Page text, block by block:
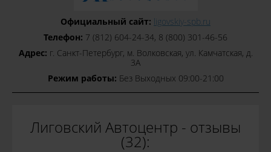
Официальный сайт: ligovskiy-spb.ru
Телефон: 7 (812) 604-24-34, 8 (800) 301-46-56
Адрес: г. Санкт-Петербург, м. Волковская, ул. Камчатская, д.
3А
Режим работы: Без Выходных 09:00-21:00
Лиговский Автоцентр - отзывы
(32):